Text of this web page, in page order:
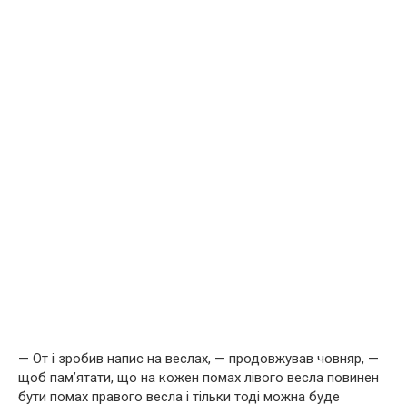
— От і зробив напис на веслах, — продовжував човняр, —
щоб пам’ятати, що на кожен помах лівого весла повинен
бути помах правого весла і тільки тоді можна буде